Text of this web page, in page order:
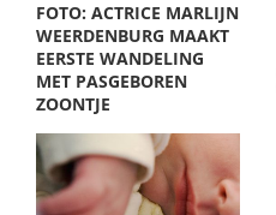
FOTO: ACTRICE MARLIJN
WEERDENBURG MAAKT
EERSTE WANDELING
MET PASGEBOREN
ZOONTJE